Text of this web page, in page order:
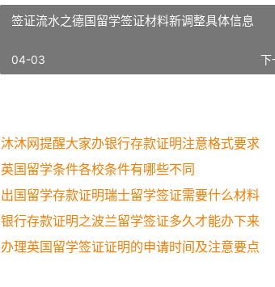
签证流水之德国留学签证材料新调整具体信息
下
04-03
沐沐网提醒大家办银行存款证明注意格式要求
英国留学条件各校条件有哪些不同
出国留学存款证明瑞士留学签证需要什么材料
银行存款证明之波兰留学签证多久才能办下来
办理英国留学签证证明的申请时间及注意要点